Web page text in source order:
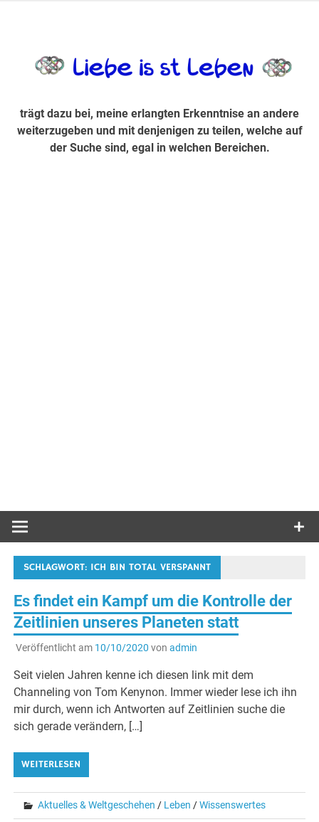
Suche sind, egal in welchen Bereichen.
trägt dazu bei, meine erlangten Erkenntnise an andere
weiterzugeben und mit denjenigen zu teilen, welche auf
der Suche sind, egal in welchen Bereichen.
SCHLAGWORT: ICH BIN TOTAL VERSPANNT
Es findet ein Kampf um die Kontrolle der
Zeitlinien unseres Planeten statt
Veröffentlicht am 10/10/2020 von admin
Seit vielen Jahren kenne ich diesen link mit dem
Channeling von Tom Kenynon. Immer wieder lese ich ihn
mir durch, wenn ich Antworten auf Zeitlinien suche die
sich gerade verändern, […]
WEITERLESEN
Aktuelles & Weltgeschehen / Leben /Wissenswertes